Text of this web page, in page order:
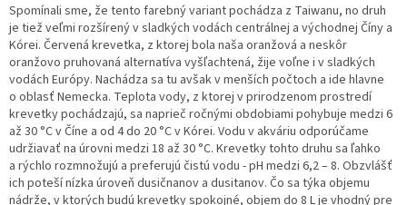
Spomínali sme, že tento farebný variant pochádza z Taiwanu, no druh
je tiež veľmi rozšírený v sladkých vodách centrálnej a východnej Číny a
Kórei. Červená krevetka, z ktorej bola naša oranžová a neskôr
oranžovo pruhovaná alternatíva vyšľachtená, žije voľne i v sladkých
vodách Európy. Nachádza sa tu avšak v menších počtoch a ide hlavne
o oblasť Nemecka. Teplota vody, z ktorej v prirodzenom prostredí
krevetky pochádzajú, sa naprieč ročnými obdobiami pohybuje medzi 6
až 30 °C v Číne a od 4 do 20 °C v Kórei. Vodu v akváriu odporúčame
udržiavať na úrovni medzi 18 až 30 °C. Krevetky tohto druhu sa ľahko
a rýchlo rozmnožujú a preferujú čistú vodu - pH medzi 6,2 – 8. Obzvlášť
ich poteší nízka úroveň dusičnanov a dusitanov. Čo sa týka objemu
nádrže, v ktorých budú krevetky spokojné, objem do 8 L je vhodný pre